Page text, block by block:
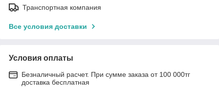
Транспортная компания
Все условия доставки
Условия оплаты
Безналичный расчет. При сумме заказа от 100 000тг
доставка бесплатная